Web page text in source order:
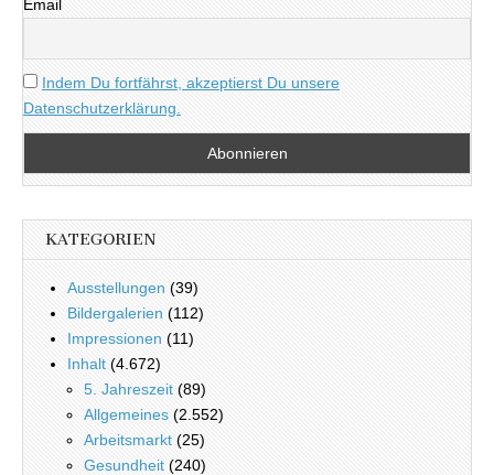
Email
Indem Du fortfährst, akzeptierst Du unsere
Datenschutzerklärung.
KATEGORIEN
Ausstellungen (39)
Bildergalerien (112)
Impressionen (11)
Inhalt (4.672)
5. Jahreszeit (89)
Allgemeines (2.552)
Arbeitsmarkt (25)
Gesundheit (240)